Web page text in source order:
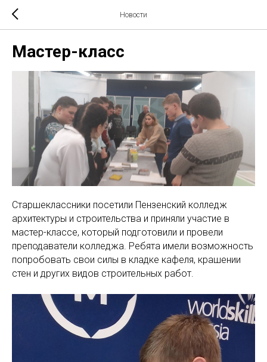
Новости
Мастер-класс
Старшеклассники посетили Пензенский колледж
архитектуры и строительства и приняли участие в
мастер-классе, который подготовили и провели
преподаватели колледжа. Ребята имели возможность
попробовать свои силы в кладке кафеля, крашении
стен и других видов строительных работ.